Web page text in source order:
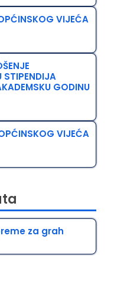
VIJEĆA
STIPENDIJA
GODINU
VIJEĆA
za grah